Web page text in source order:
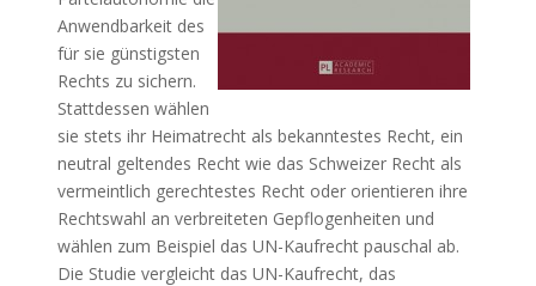
Anwendbarkeit des
für sie günstigsten
Rechts zu sichern.
Stattdessen wählen
sie stets ihr Heimatrecht als bekanntestes Recht, ein
neutral geltendes Recht wie das Schweizer Recht als
vermeintlich gerechtestes Recht oder orientieren ihre
Rechtswahl an verbreiteten Gepflogenheiten und
wählen zum Beispiel das UN-Kaufrecht pauschal ab.
Die Studie vergleicht das UN-Kaufrecht, das